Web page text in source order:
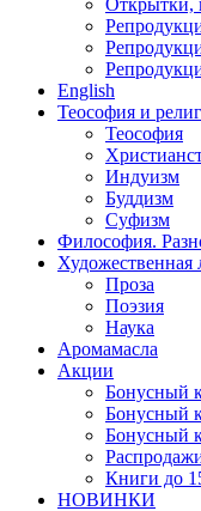
Открытки,
English
Теософия и
Теософия
Индуизм
Буддизм
Суфизм
Философия.
Художественная
Проза
Поэзия
Наука
Аромамасла
Акции
Бонусный
Бонусный
Бонусный
Книги до
НОВИНКИ